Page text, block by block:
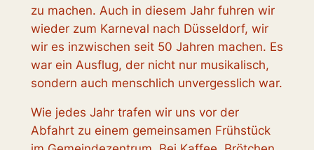
zu machen. Auch in diesem Jahr fuhren wir
wieder zum Karneval nach Düsseldorf, wir
wir es inzwischen seit 50 Jahren machen. Es
war ein Ausflug, der nicht nur musikalisch,
sondern auch menschlich unvergesslich war.
Wie jedes Jahr trafen wir uns vor der
Abfahrt zu einem gemeinsamen Frühstück